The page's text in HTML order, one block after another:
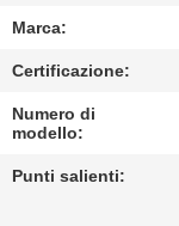
MAPPA
DEL
SITO
POLITICA
Marca:
Certificazione:
Numero di
modello:
Punti salienti: